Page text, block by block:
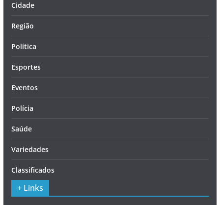
Cidade
Região
Política
Esportes
Eventos
Polícia
Saúde
Variedades
Classificados
+ Links